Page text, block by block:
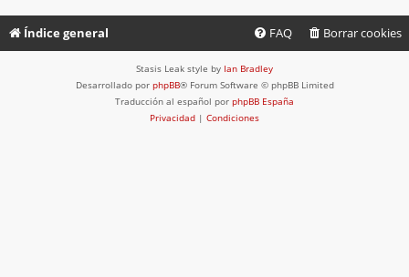
Índice general Borrar cookies
FAQ
Stasis Leak style by Ian Bradley
Desarrollado por phpBB® Forum Software © phpBB Limited
Traducción al español por phpBB España
Privacidad | Condiciones